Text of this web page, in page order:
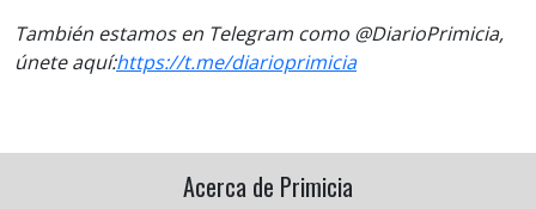
También estamos en Telegram como @DiarioPrimicia,
únete aquí:https://t.me/diarioprimicia
Acerca de Primicia